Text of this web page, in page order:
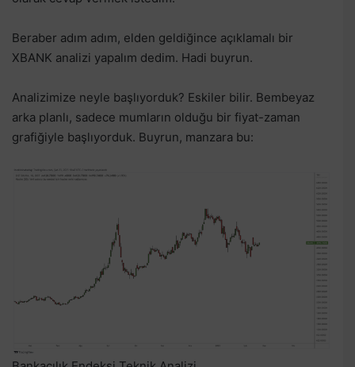
Beraber adım adım, elden geldiğince açıklamalı bir
XBANK analizi yapalım dedim. Hadi buyrun.
Analizimize neyle başlıyorduk? Eskiler bilir. Bembeyaz
arka planlı, sadece mumların olduğu bir fiyat-zaman
grafiğiyle başlıyorduk. Buyrun, manzara bu: